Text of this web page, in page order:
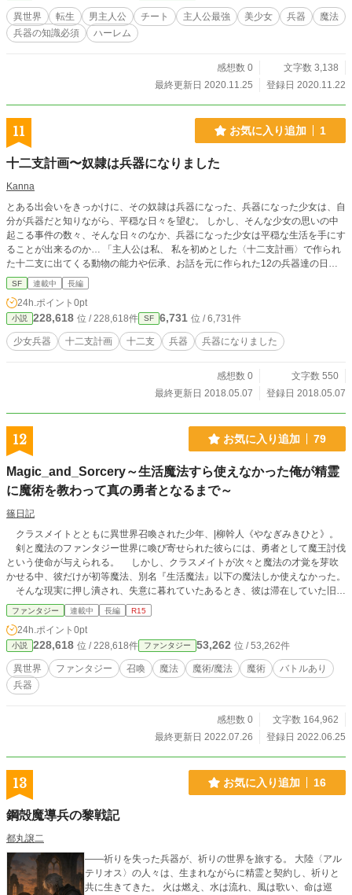
異世界 転生 男主人公 チート 主人公最強 美少女 兵器
魔法
兵器の知識必須
ハーレム
感想数 0
文字数 3,138
最終更新日 2020.11.25
登録日 2020.11.22
11 お気に入り追加 1
十二支計画〜奴隷は兵器になりました
Kanna
とある出会いをきっかけに、その奴隷は兵器になった、兵器になった少女は、自
分が兵器だと知りながら、平穏な日々を望む。 しかし、そんな少女の思いの中
起こる事件の数々、そんな日々のなか、兵器になった少女は平穏な生活を手にす
ることが出来るのか… 「主人公は私、 私を初めとした〈十二支計画〉で作られ
た十二支に出てくる動物の能力や伝承、お話を元に作られた12の兵器達の日常
を描くSFアクション？です 絶対見てくださいね？」
SF 連載中 長編
24h.ポイント 0pt
小説 228,618 位 / 228,618件 SF 6,731 位 / 6,731件
少女兵器 十二支計画 十二支 兵器 兵器になりました
感想数 0
文字数 550
最終更新日 2018.05.07
登録日 2018.05.07
12 お気に入り追加 79
Magic_and_Sorcery～生活魔法すら使えなかった俺が精霊
に魔術を教わって真の勇者となるまで～
篠日記
クラスメイトとともに異世界召喚された少年、|柳幹人《やなぎみきひと》。
剣と魔法のファンタジー世界に喚び寄せられた彼らには、勇者として魔王討伐
という使命が与えられる。 しかし、クラスメイトが次々と魔法の才覚を芽吹
かせる中、彼だけが初等魔法、別名『生活魔法』以下の魔法しか使えなかった。
そんな現実に押し潰され、失意に暮れていたあるとき、彼は滞在していた旧王
城の古い区画で『魔術図書室』なる部屋を見つける。 魔法ではなく、魔術。
魔法が使えない俺でも、魔術なら。 そんな期待を胸に向かった図書室で、
彼は偶然、忘れ去られた地下室を見つける。 そしてその最奥。 宗教画のよ
うな彫刻が施された大扉から現れたのは、一千年は眠っていたと自称する精霊の
美少女だったーーーー。 魔法ではなく魔術という力を得た少年が、精霊の少
女や仲間たちとともに、一度は投げ出したはずの魔王討伐という使命に向き合っ
ていくストーリーです。 小説家になろう／アルファポリス／カクヨムへ投稿
ファンタジー 連載中 長編 R15
24h.ポイント 0pt
小説 228,618 位 / 228,618件 ファンタジー 53,262 位 / 53,262件
異世界 ファンタジー 召喚 魔法 魔術/魔法 魔術
バトルあり
兵器
感想数 0
文字数 164,962
最終更新日 2022.07.26
登録日 2022.06.25
13 お気に入り追加 16
鋼殻魔導兵の黎戦記
都丸譲二
――祈りを失った兵器が、祈りの世界を旅する。 大陸〈アル
テリオス〉の人々は、生まれながらに精霊と契約し、祈りと
共に生きてきた。 火は燃え、水は流れ、風は歌い、命は巡